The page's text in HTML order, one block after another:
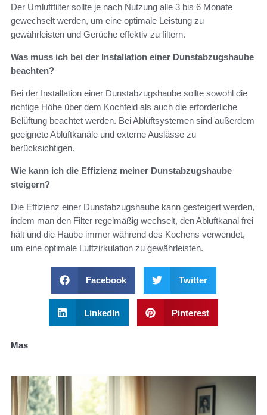
Der Umluftfilter sollte je nach Nutzung alle 3 bis 6 Monate
gewechselt werden, um eine optimale Leistung zu
gewährleisten und Gerüche effektiv zu filtern.
Was muss ich bei der Installation einer Dunstabzugshaube
beachten?
Bei der Installation einer Dunstabzugshaube sollte sowohl die
richtige Höhe über dem Kochfeld als auch die erforderliche
Belüftung beachtet werden. Bei Abluftsystemen sind außerdem
geeignete Abluftkanäle und externe Auslässe zu
berücksichtigen.
Wie kann ich die Effizienz meiner Dunstabzugshaube
steigern?
Die Effizienz einer Dunstabzugshaube kann gesteigert werden,
indem man den Filter regelmäßig wechselt, den Abluftkanal frei
hält und die Haube immer während des Kochens verwendet,
um eine optimale Luftzirkulation zu gewährleisten.
Facebook Twitter
LinkedIn Pinterest
Mas